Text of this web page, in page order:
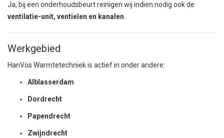
Ja, bij een onderhoudsbeurt reinigen wij indien nodig ook de
ventilatie-unit, ventielen en kanalen.
Werkgebied
HanVos Warmtetechniek is actief in onder andere:
Alblasserdam
Dordrecht
Papendrecht
Zwijndrecht